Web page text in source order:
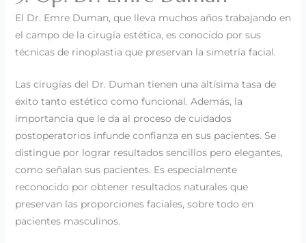
El Dr. Emre Duman, que lleva muchos años trabajando en
el campo de la cirugía estética, es conocido por sus
técnicas de rinoplastia que preservan la simetría facial.
Las cirugías del Dr. Duman tienen una altísima tasa de
éxito tanto estético como funcional. Además, la
importancia que le da al proceso de cuidados
postoperatorios infunde confianza en sus pacientes. Se
distingue por lograr resultados sencillos pero elegantes,
como señalan sus pacientes. Es especialmente
reconocido por obtener resultados naturales que
preservan las proporciones faciales, sobre todo en
pacientes masculinos.